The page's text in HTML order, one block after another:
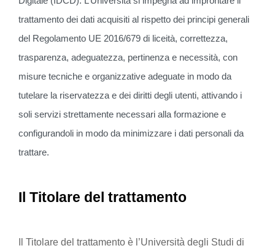
trattamento dei dati acquisiti al rispetto dei principi generali
del Regolamento UE 2016/679 di liceità, correttezza,
trasparenza, adeguatezza, pertinenza e necessità, con
misure tecniche e organizzative adeguate in modo da
tutelare la riservatezza e dei diritti degli utenti, attivando i
soli servizi strettamente necessari alla formazione e
configurandoli in modo da minimizzare i dati personali da
trattare.
Il Titolare del trattamento
Il Titolare del trattamento è l’Università degli Studi di